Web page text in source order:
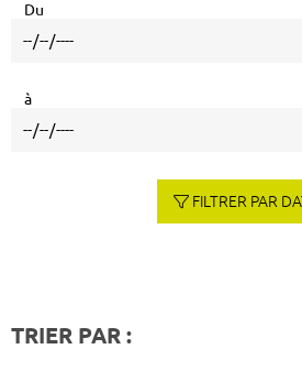
Du
à
FILTRER PAR
TRIER PAR :